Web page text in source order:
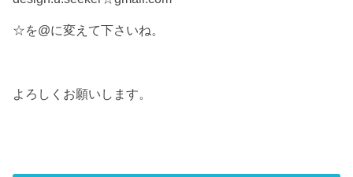
☆を@に変えて下さいね。
よろしくお願いします。